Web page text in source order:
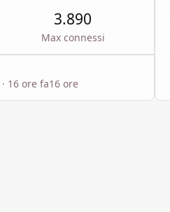
3.890
Max connessi
· 16 ore fa16 ore